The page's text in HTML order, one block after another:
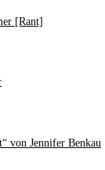
[Rant]
von Jennifer Benkau